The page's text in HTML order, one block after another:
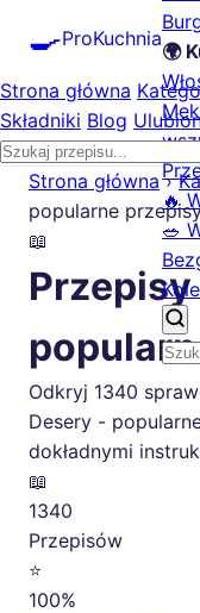
🍳ProKuchnia
🌍
🔥
🥗
Strona główna
Składniki Blog
Strona główna ›
popularne
📖
Odkryj 1340
Desery -
dokładnymi
📖
1340
Przepisów
⭐
100%